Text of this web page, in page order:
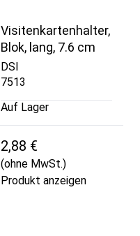
Visitenkartenhalter,
Blok, lang, 7.6 cm
DSI
7513
Auf Lager
2,88 €
(ohne MwSt.)
Produkt anzeigen